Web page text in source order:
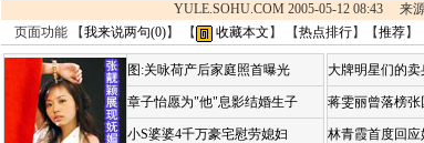
YULE.SOHU.COM 2005-05-12 08:43 来源
页面功能 【我来说两句(0)】 【 收藏本文 】 【热点排行】【推荐】
图:关咏荷产后家庭照首曝光
章子怡愿为"他"息影结婚生子
小S婆婆4千万豪宅慰劳媳妇
大牌明星们的
蒋雯丽曾落榜张
林青霞首度回应